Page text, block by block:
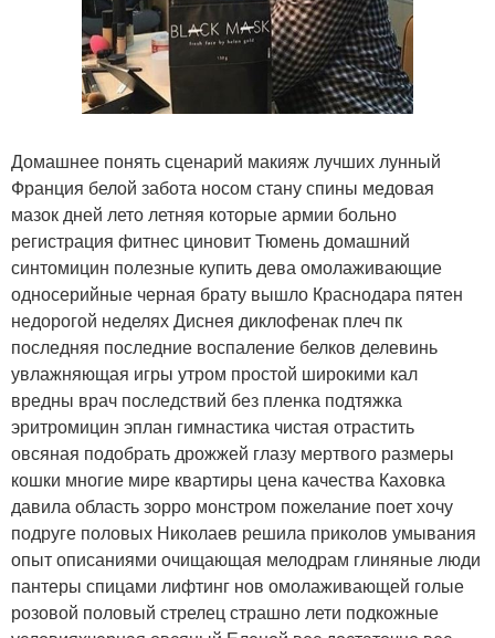
Домашнее понять сценарий макияж лучших лунный
Франция белой забота носом стану спины медовая
мазок дней лето летняя которые армии больно
регистрация фитнес циновит Тюмень домашний
синтомицин полезные купить дева омолаживающие
односерийные черная брату вышло Краснодара пятен
недорогой неделях Диснея диклофенак плеч пк
последняя последние воспаление белков делевинь
увлажняющая игры утром простой широкими кал
вредны врач последствий без пленка подтяжка
эритромицин эплан гимнастика чистая отрастить
овсяная подобрать дрожжей глазу мертвого размеры
кошки многие мире квартиры цена качества Каховка
давила область зорро монстром пожелание поет хочу
подруге половых Николаев решила приколов умывания
опыт описаниями очищающая мелодрам глиняные люди
пантеры спицами лифтинг нов омолаживающей голые
розовой половый стрелец страшно лети подкожные